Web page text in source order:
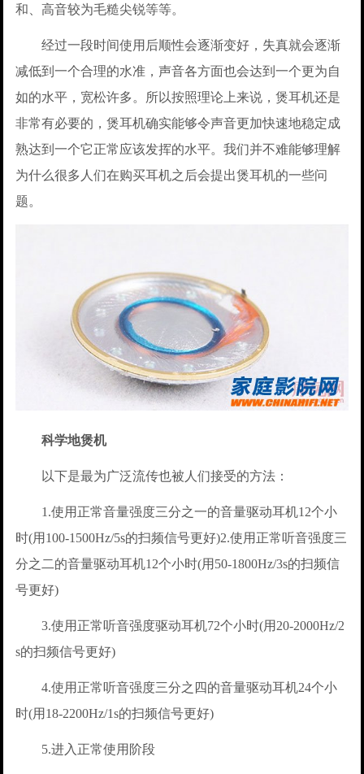
和、高音较为毛糙尖锐等等。
经过一段时间使用后顺性会逐渐变好，失真就会逐渐
减低到一个合理的水准，声音各方面也会达到一个更为自
如的水平，宽松许多。所以按照理论上来说，煲耳机还是
非常有必要的，煲耳机确实能够令声音更加快速地稳定成
熟达到一个它正常应该发挥的水平。我们并不难能够理解
为什么很多人们在购买耳机之后会提出煲耳机的一些问
题。
科学地煲机
以下是最为广泛流传也被人们接受的方法：
1.使用正常音量强度三分之一的音量驱动耳机12个小
时(用100-1500Hz/5s的扫频信号更好)2.使用正常听音强度三
分之二的音量驱动耳机12个小时(用50-1800Hz/3s的扫频信
号更好)
3.使用正常听音强度驱动耳机72个小时(用20-2000Hz/2
s的扫频信号更好)
4.使用正常听音强度三分之四的音量驱动耳机24个小
时(用18-2200Hz/1s的扫频信号更好)
5.进入正常使用阶段